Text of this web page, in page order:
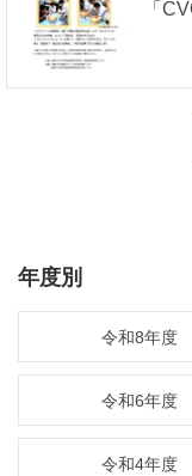
「
年度別
令和8年度
令和6年度
令和4年度